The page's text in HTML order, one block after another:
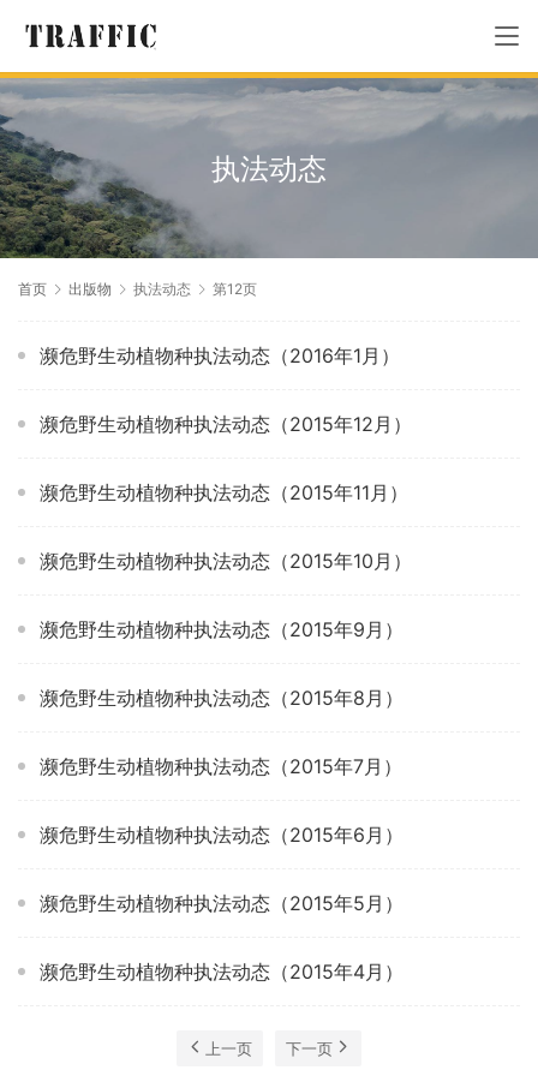
执法动态
首页 出版物 执法动态 第12页
濒危野生动植物种执法动态（2016年1月）
濒危野生动植物种执法动态（2015年12月）
濒危野生动植物种执法动态（2015年11月）
濒危野生动植物种执法动态（2015年10月）
濒危野生动植物种执法动态（2015年9月）
濒危野生动植物种执法动态（2015年8月）
濒危野生动植物种执法动态（2015年7月）
濒危野生动植物种执法动态（2015年6月）
濒危野生动植物种执法动态（2015年5月）
濒危野生动植物种执法动态（2015年4月）
上一页 下一页